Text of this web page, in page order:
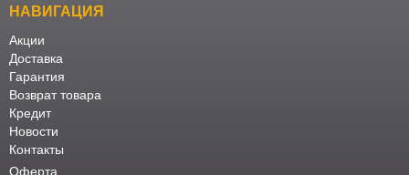
НАВИГАЦИЯ
Акции
Доставка
Гарантия
Возврат товара
Кредит
Новости
Контакты
Оферта